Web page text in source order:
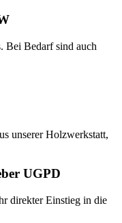
Bei Bedarf sind auch
unserer Holzwerkstatt,
UGPD
direkter Einstieg in die